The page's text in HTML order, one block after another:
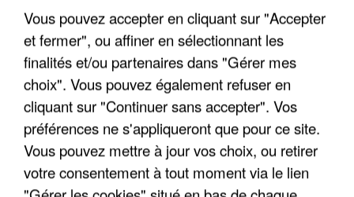
UN SECOND CADRE DE LA DZ MAFIA
INTERPELLÉ EN ALGÉRIE
Vous pouvez accepter en cliquant sur "Accepter
et fermer", ou affiner en sélectionnant les
finalités et/ou partenaires dans "Gérer mes
choix". Vous pouvez également refuser en
cliquant sur "Continuer sans accepter". Vos
préférences ne s'appliqueront que pour ce site.
Vous pouvez mettre à jour vos choix, ou retirer
votre consentement à tout moment via le lien